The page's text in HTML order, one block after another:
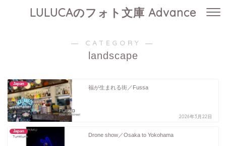
LULUCAのフォト文庫 Advance
― CATEGORY ―
landscape
Japan
福が生まれる街／Fussa
2026年3月22日
Japan
Drone show／Osaka to Yokohama